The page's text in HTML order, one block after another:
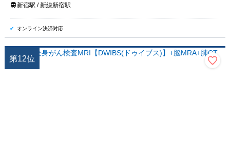
新宿駅 / 新線新宿駅
オンライン決済対応
第12位